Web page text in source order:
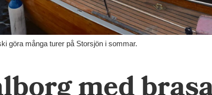
göra många turer på Storsjön i sommar.